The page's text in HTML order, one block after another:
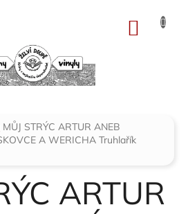
MŮJ STRÝC ARTUR ANEB
A WERICHA Truhlařík
ARTUR